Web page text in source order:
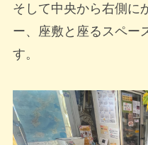
そして中央から右側に
ー、座敷と座るスペー
す。